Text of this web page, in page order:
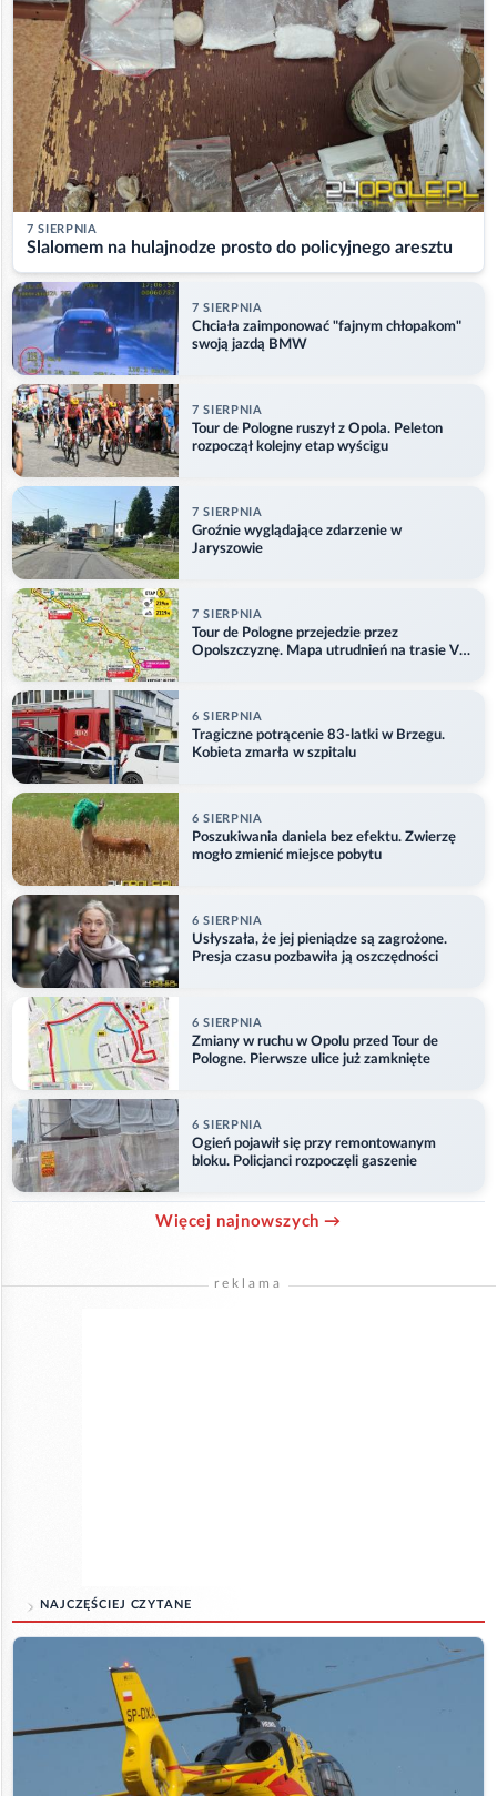
7 SIERPNIA
Slalomem na hulajnodze prosto do policyjnego aresztu
7 SIERPNIA
Chciała zaimponować "fajnym chłopakom"
swoją jazdą BMW
7 SIERPNIA
Tour de Pologne ruszył z Opola. Peleton
rozpoczął kolejny etap wyścigu
7 SIERPNIA
Groźnie wyglądające zdarzenie w
Jaryszowie
7 SIERPNIA
Tour de Pologne przejedzie przez
Opolszczyznę. Mapa utrudnień na trasie V
6 SIERPNIA
Tragiczne potrącenie 83-latki w Brzegu.
Kobieta zmarła w szpitalu
6 SIERPNIA
Poszukiwania daniela bez efektu. Zwierzę
mogło zmienić miejsce pobytu
6 SIERPNIA
Usłyszała, że jej pieniądze są zagrożone.
Presja czasu pozbawiła ją oszczędności
6 SIERPNIA
Zmiany w ruchu w Opolu przed Tour de
Pologne. Pierwsze ulice już zamknięte
6 SIERPNIA
Ogień pojawił się przy remontowanym
bloku. Policjanci rozpoczęli gaszenie
Więcej najnowszych →
reklama
NAJCZĘŚCIEJ CZYTANE